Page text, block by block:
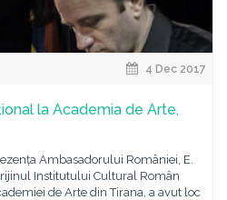
4 Dec 2017
la Academia de Arte,
Ambasadorului României, E.
Institutului Cultural Român
de Arte din Tirana, a avut loc